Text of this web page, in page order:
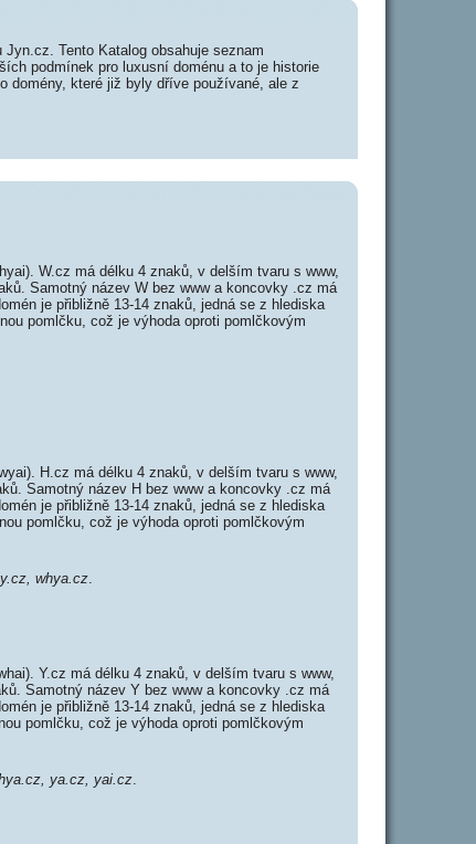
Tento Katalog obsahuje seznam
podmínek pro luxusní doménu a to je historie
domény, které již byly dříve používané, ale z
W.cz má délku 4 znaků, v delším tvaru s www,
Samotný název W bez www a koncovky .cz má
je přibližně 13-14 znaků, jedná se z hlediska
pomlčku, což je výhoda oproti pomlčkovým
H.cz má délku 4 znaků, v delším tvaru s www,
Samotný název H bez www a koncovky .cz má
je přibližně 13-14 znaků, jedná se z hlediska
pomlčku, což je výhoda oproti pomlčkovým
whya.cz.
Y.cz má délku 4 znaků, v delším tvaru s www,
Samotný název Y bez www a koncovky .cz má
je přibližně 13-14 znaků, jedná se z hlediska
pomlčku, což je výhoda oproti pomlčkovým
ya.cz, yai.cz.